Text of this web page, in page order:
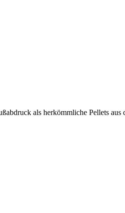
als herkömmliche Pellets aus